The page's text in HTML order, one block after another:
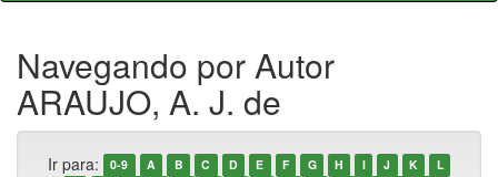
Navegando por Autor
ARAUJO, A. J. de
Ir para: 0-9 A B C D E F G H I J K
L